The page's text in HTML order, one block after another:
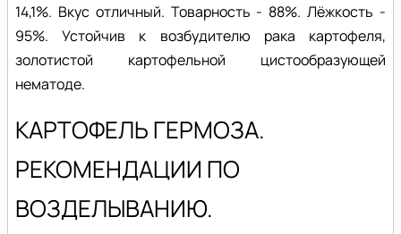
14,1%. Вкус отличный. Товарность - 88%. Лёжкость -
95%. Устойчив к возбудителю рака картофеля,
золотистой картофельной цистообразующей
нематоде.
КАРТОФЕЛЬ ГЕРМОЗА.
РЕКОМЕНДАЦИИ ПО
ВОЗДЕЛЫВАНИЮ.